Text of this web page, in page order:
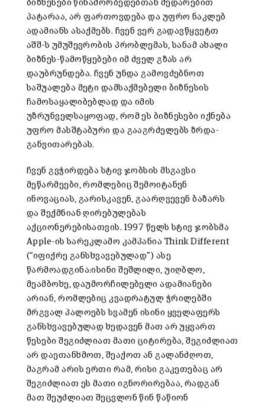
ბიზნესები წინამორბედებთან შედარებით
პატარაა, არ ფართოვდება და უფრო ნაკლებ
ადამიანს ასაქმებს. ჩვენ ვერ გადავწყვეტთ
აშშ-ს უმუშევრობის პრობლემას, სანამ ახალი
ბიზნეს-წამოწყებები იმ ძველ გზას არ
დაუბრუნდება. ჩვენ უნდა გამოვძებნოთ
საშუალება მეტი დამსაქმებელი ბიზნესის
ჩამოსაყალიბებლად და იმის
უზრუნველსაყოფად, რომ ეს ბიზნესები იქნება
უფრო მასშტაბური და გააგრძელებს ზრდა-
განვითარებას.
ჩვენ გვჭირდება სტივ ჯობსის მსგავსი
მეწარმეები, რომლებიც შემოიტანენ
ინოვაციას, გარისკავენ, გაარღვევენ ბაზარს
და შექმნიან ღირებულებას
აქციონერებისათვის. 1997 წელს სტივ ჯობსმა
Apple-ის სარეკლამო კამპანია Think Different
(“იფიქრე განსხვავებულად”) ასე
წარმოადგინა:ისინი შეშლილი, უიღბლო,
მეამბოხე, დაუმორჩილებელი ადამიანები
არიან, რომლებიც კვადრატულ ჭრილებში
მრგვალ პალოებს სვამენ ისინი ყველაფერს
განსხვავებულად ხედავენ მათ არ უყვართ
წესები შეგიძლიათ მათი ციტირება, შეგიძლიათ
არ დაეთანხმოთ, შეაქოთ ან გალანძღოთ,
მაგრამ არის ერთი რამ, რისი გაკეთებაც არ
შეგიძლიათ ეს მათი იგნორირებაა, რადგან
მათ შეუძლიათ შეცვლონ წინ წაწიონ